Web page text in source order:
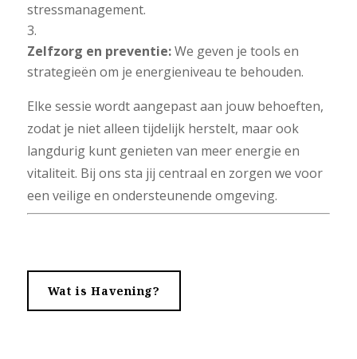
stressmanagement.
Zelfzorg en preventie:We geven je tools en
strategieën om je energieniveau te behouden.
Elke sessie wordt aangepast aan jouw behoeften,
zodat je niet alleen tijdelijk herstelt, maar ook
langdurig kunt genieten van meer energie en
vitaliteit. Bij ons sta jij centraal en zorgen we voor
een veilige en ondersteunende omgeving.
Wat is Havening?